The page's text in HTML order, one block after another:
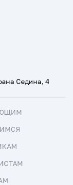
Седина, 4